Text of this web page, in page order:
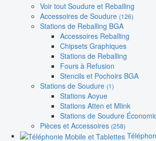
Voir tout Soudure et Reballing
Accessoires de Soudure (126)
Stations de Reballing BGA
Accessoires Reballing
Chipsets Graphiques
Stations de Reballing
Fours à Refusion
Stencils et Pochoirs BGA
Stations de Soudure (1)
Stations Aoyue
Stations Atten et Mlink
Stations de Soudure
Pièces et Accessoires (258)